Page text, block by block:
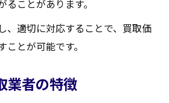
ることがあります。
、適切に対応することで、買取価
とが可能です。
業者の特徴